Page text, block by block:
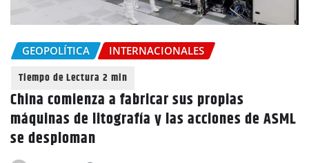
GEOPOLÍTICA INTERNACIONALES
China comienza a fabricar sus propias
máquinas de litografía y las acciones de ASML
se desploman